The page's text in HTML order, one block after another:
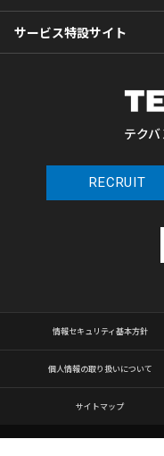
サービス特設サイト
テク
RECRUIT
情報セキュリティ基本方針
個人情報の取り扱いについて
サイトマップ